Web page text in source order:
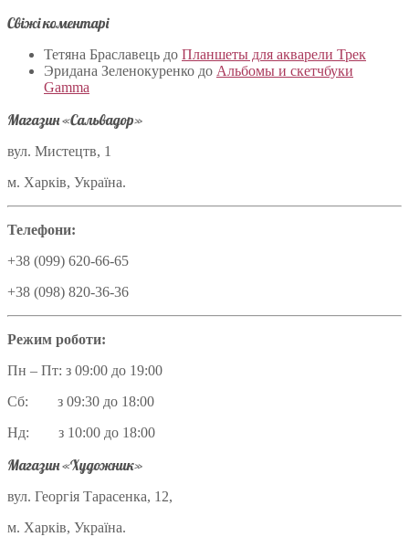
Свіжі коментарі
Тетяна Браславець до Планшеты для акварели Трек
Эридана Зеленокуренко до Альбомы и скетчбуки
Gamma
Магазин «Сальвадор»
вул. Мистецтв, 1
м. Харків, Україна.
Телефони:
+38 (099) 620-66-65
+38 (098) 820-36-36
Режим роботи:
Пн – Пт: з 09:00 до 19:00
Сб: з 09:30 до 18:00
Нд: з 10:00 до 18:00
Магазин «Художник»
вул. Георгія Тарасенка, 12,
м. Харків, Україна.